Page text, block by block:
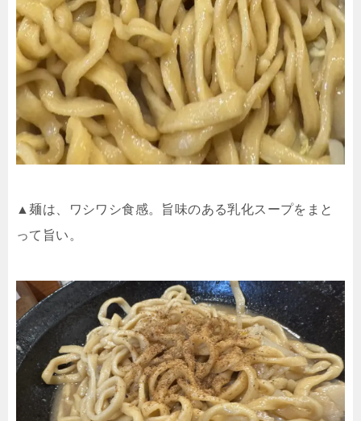
▲麺は、ワシワシ食感。旨味のある乳化スープをまと
って旨い。